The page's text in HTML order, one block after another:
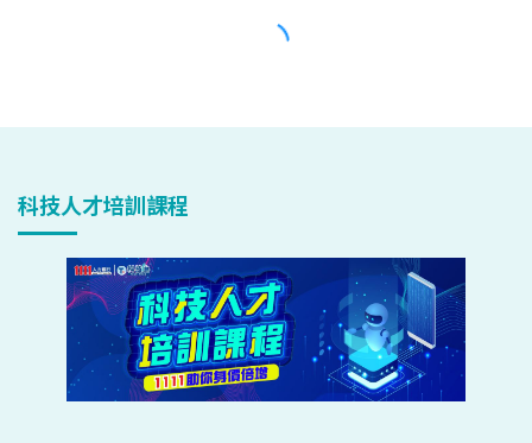
科技人才培訓課程